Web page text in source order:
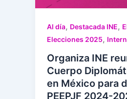
Al día, Destacada INE,
Elecciones 2025,
Organiza INE
Cuerpo
en México para
PEEPJF 2024-